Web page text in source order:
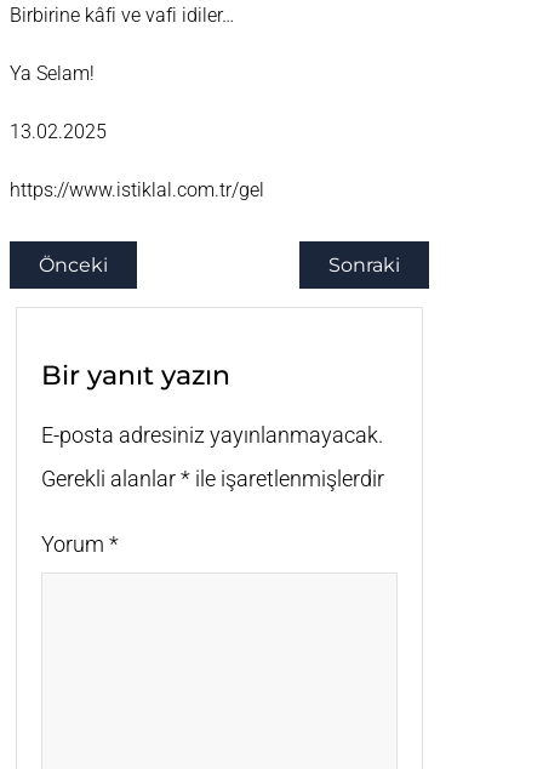
Birbirine kâfi ve vafi idiler…
Ya Selam!
13.02.2025
https://www.istiklal.com.tr/gel
Önceki Sonraki
Bir yanıt yazın
E-posta adresiniz yayınlanmayacak.
Gerekli alanlar* ile işaretlenmişlerdir
Yorum *